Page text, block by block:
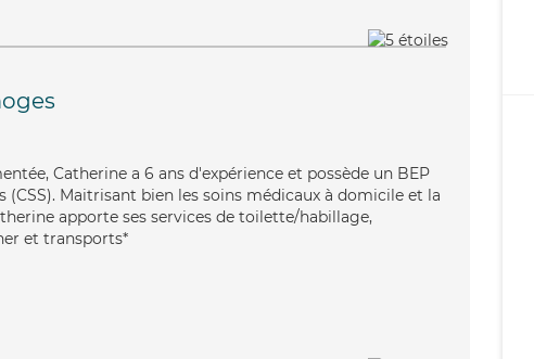
Catherine a 6 ans d'expérience et possède un BEP
(CSS). Maitrisant bien les soins médicaux à domicile et la
apporte ses services de toilette/habillage,
et transports*